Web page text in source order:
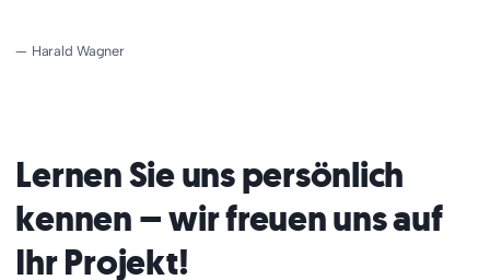
— Harald Wagner
Lernen Sie uns persönlich
kennen – wir freuen uns auf
Ihr Projekt!